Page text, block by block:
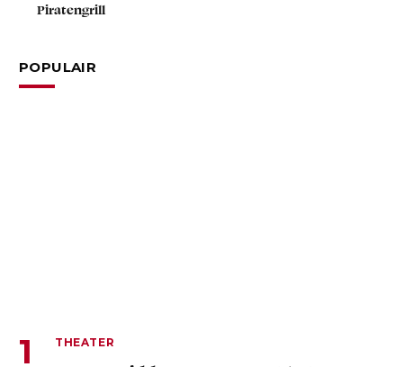
Piratengrill
POPULAIR
THEATER